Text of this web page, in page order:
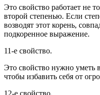
Это свойство работает не
второй степенью. Если
возводят этот корень,
подкоренное выражение.
11-е свойство.
Это свойство нужно уметь
чтобы избавить себя от
12-е свойство.